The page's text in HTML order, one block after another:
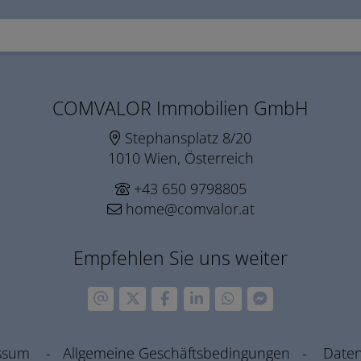
COMVALOR Immobilien GmbH
Stephansplatz 8/20
1010 Wien, Österreich
+43 650 9798805
home@comvalor.at
Empfehlen Sie uns weiter
- Allgemeine Geschäftsbedingungen -